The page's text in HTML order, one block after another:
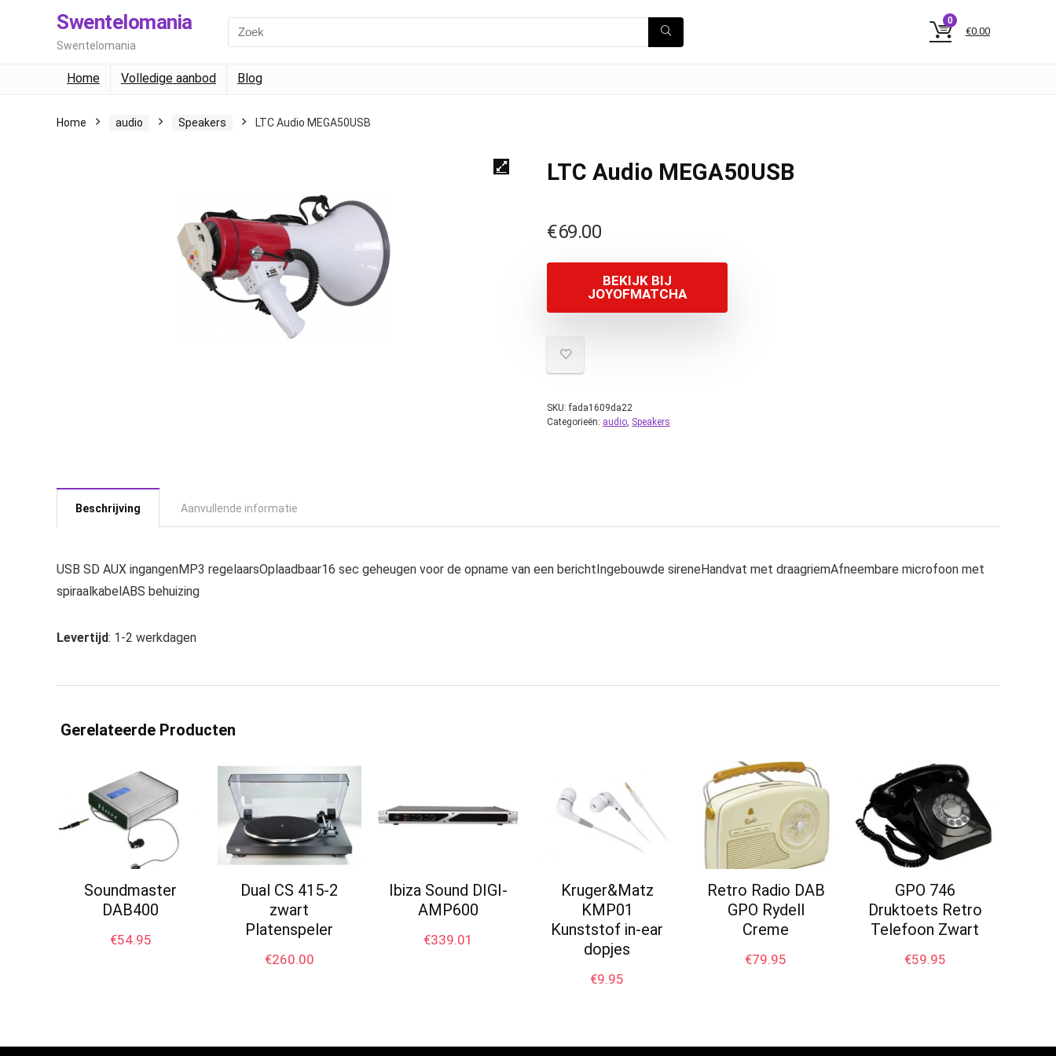
Swentelomania
Swentelomania
0
€0.00
Home Volledige aanbod Blog
Home audio Speakers LTC Audio MEGA50USB
LTC Audio MEGA50USB
€69.00
BEKIJK BIJ
JOYOFMATCHA
SKU:fada1609da22
Categorieën: audio, Speakers
Beschrijving Aanvullende informatie
USB SD AUX ingangenMP3 regelaarsOplaadbaar16 sec geheugen voor de opname van een berichtIngebouwde sireneHandvat met draagriemAfneembare microfoon met
spiraalkabelABS behuizing
Levertijd: 1-2 werkdagen
Gerelateerde Producten
Soundmaster
DAB400
€54.95
Dual CS 415-2
zwart
Platenspeler
€260.00
Ibiza Sound DIGI-
AMP600
€339.01
Kruger&Matz
KMP01
Kunststof in-ear
dopjes
€9.95
Retro Radio DAB
GPO Rydell
Creme
€79.95
GPO 746
Druktoets Retro
Telefoon Zwart
€59.95